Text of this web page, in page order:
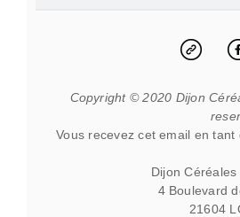
Copyright © 2020 Dijon
Vous recevez cet email en tant
Dijon
4 Boulevard
21604